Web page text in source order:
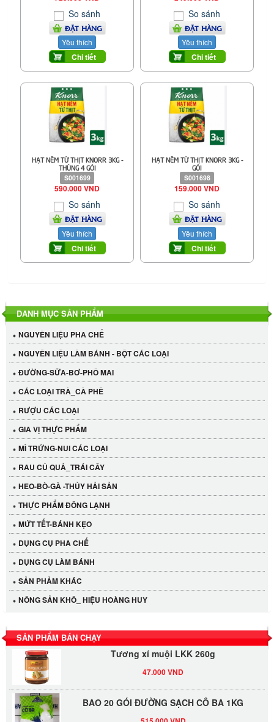
So sánh
ĐẶT HÀNG
Yêu thích
Chi tiết
So sánh
ĐẶT HÀNG
Yêu thích
Chi tiết
HẠT NÊM TỪ THỊT KNORR 3KG -
THÙNG 4 GÓI
S001699
590.000 VND
So sánh
ĐẶT HÀNG
Yêu thích
Chi tiết
HẠT NÊM TỪ THỊT KNORR 3KG -
GÓI
S001698
159.000 VND
So sánh
ĐẶT HÀNG
Yêu thích
Chi tiết
DANH MỤC SẢN PHẨM
NGUYÊN LIỆU PHA CHẾ
NGUYÊN LIỆU LÀM BÁNH - BỘT CÁC LOẠI
ĐƯỜNG-SỮA-BƠ-PHÔ MAI
CÁC LOẠI TRÀ_CÀ PHÊ
RƯỢU CÁC LOẠI
GIA VỊ THỰC PHẨM
MÌ TRỨNG-NUI CÁC LOẠI
RAU CỦ QUẢ_TRÁI CÂY
HEO-BÒ-GÀ -THỦY HẢI SẢN
THỰC PHẨM ĐÔNG LẠNH
MỨT TẾT-BÁNH KẸO
DỤNG CỤ PHA CHẾ
DỤNG CỤ LÀM BÁNH
SẢN PHẢM KHÁC
NÔNG SẢN KHÔ_ HIỆU HOÀNG HUY
SẢN PHẨM BÁN CHẠY
Cần Tây Đà Lạt
LỐC 12 HỦ Tương xí muội LKK 260g
Tương xí muội LKK 260g
BAO 20 GÓI ĐƯỜNG SẠCH CÔ BA 1KG